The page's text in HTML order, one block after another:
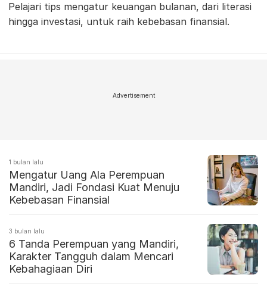
Pelajari tips mengatur keuangan bulanan, dari literasi
hingga investasi, untuk raih kebebasan finansial.
Advertisement
1 bulan lalu
Mengatur Uang Ala Perempuan
Mandiri, Jadi Fondasi Kuat Menuju
Kebebasan Finansial
3 bulan lalu
6 Tanda Perempuan yang Mandiri,
Karakter Tangguh dalam Mencari
Kebahagiaan Diri